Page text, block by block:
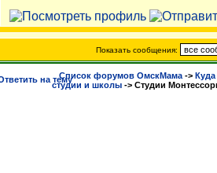
Показать сообщения:
Список форумов ОмскМама -> Куда
студии и школы -> Студии